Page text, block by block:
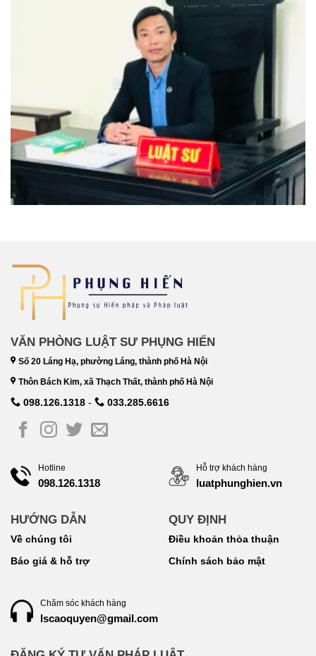
VĂN PHÒNG LUẬT SƯ PHỤNG HIẾN
Số 20 Láng Hạ, phường Láng, thành phố Hà Nội
Thôn Bách Kim, xã Thạch Thất, thành phố Hà Nội
098.126.1318 - 033.285.6616
Hotline
098.126.1318
HƯỚNG DẪN
Về chúng tôi
Báo giá & hỗ trợ
Hỗ trợ khách hàng
luatphunghien.vn
QUY ĐỊNH
Điều khoản thỏa thuận
Chính sách bảo mật
Chăm sóc khách hàng
lscaoquyen@gmail.com